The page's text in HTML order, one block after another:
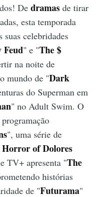
Dedramasde tirar
esta temporada
suas celebridades
Feud" e "The $
na noite de
mundo de "Dark
do Superman em
" no Adult Swim. O
", uma série de
Horror of Dolores
TV+ apresenta "The
histórias
de "Futurama"